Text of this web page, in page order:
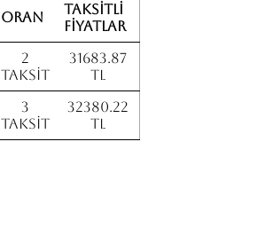
Oran
Taksitli
fiyatlar
2
Taksit
31683.87
TL
3
Taksit
32380.22
TL